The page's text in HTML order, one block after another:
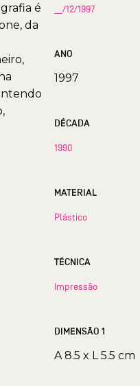
é
da
__/12/1997
ANO
1997
DÉCADA
1990
MATERIAL
Plástico
TÉCNICA
Impressão
DIMENSÃO 1
A 8.5 x L 5.5 cm